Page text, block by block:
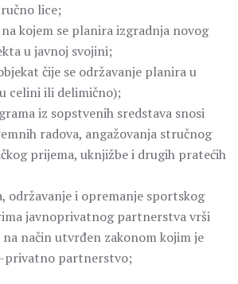
lice;
kojem se planira izgradnja novog
u javnoj svojini;
čije se održavanje planira u
celini ili delimično);
iz sopstvenih sredstava snosi
radova, angažovanja stručnog
prijema, uknjižbe i drugih pratećih
održavanje i opremanje sportskog
javnoprivatnog partnerstva vrši
način utvrđen zakonom kojim je
privatno partnerstvo;